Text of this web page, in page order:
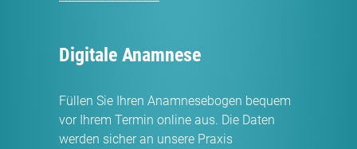
Digitale Anamnese
Füllen Sie Ihren Anamnesebogen bequem
vor Ihrem Termin online aus. Die Daten
werden sicher an unsere Praxis